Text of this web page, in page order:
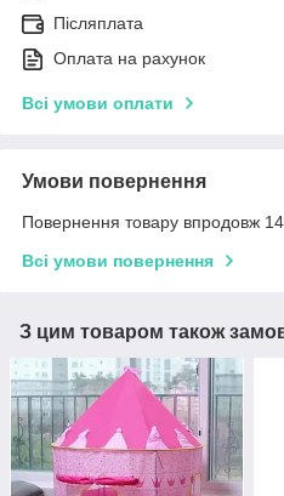
Післяплата
Оплата на рахунок
Всі умови оплати
Умови повернення
Повернення товару впродовж 14
Всі умови повернення
З цим товаром також